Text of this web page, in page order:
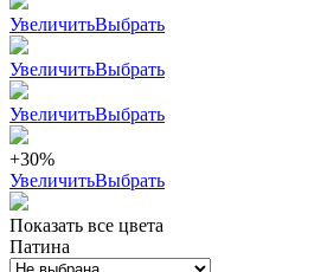
УвеличитьВыбрать
УвеличитьВыбрать
УвеличитьВыбрать
+30%
УвеличитьВыбрать
Показать все цвета
Патина